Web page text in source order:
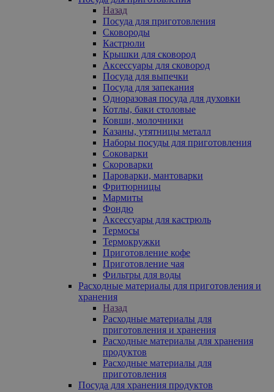
Назад
Посуда для приготовления
Сковороды
Кастрюли
Крышки для сковород
Аксессуары для сковород
Посуда для выпечки
Посуда для запекания
Одноразовая посуда для духовки
Котлы, баки столовые
Ковши, молочники
Казаны, утятницы металл
Наборы посуды для приготовления
Соковарки
Скороварки
Пароварки, мантоварки
Фритюрницы
Мармиты
Фондю
Аксессуары для кастрюль
Термосы
Термокружки
Приготовление кофе
Приготовление чая
Фильтры для воды
Расходные материалы для приготовления и
хранения
Назад
Расходные материалы для
приготовления и хранения
Расходные материалы для хранения
продуктов
Расходные материалы для
приготовления
Посуда для хранения продуктов